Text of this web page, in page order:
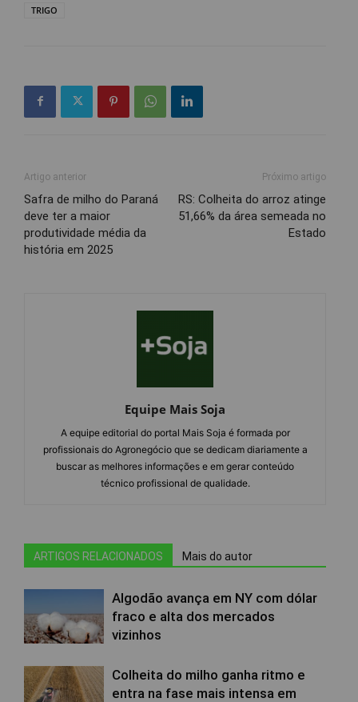
TRIGO
Artigo anterior
Safra de milho do Paraná
deve ter a maior
produtividade média da
história em 2025
Próximo artigo
RS: Colheita do arroz atinge
51,66% da área semeada no
Estado
Equipe Mais Soja
A equipe editorial do portal Mais Soja é formada por
profissionais do Agronegócio que se dedicam diariamente a
buscar as melhores informações e em gerar conteúdo
técnico profissional de qualidade.
ARTIGOS RELACIONADOS Mais do autor
Algodão avança em NY com dólar
fraco e alta dos mercados
vizinhos
Colheita do milho ganha ritmo e
entra na fase mais intensa em